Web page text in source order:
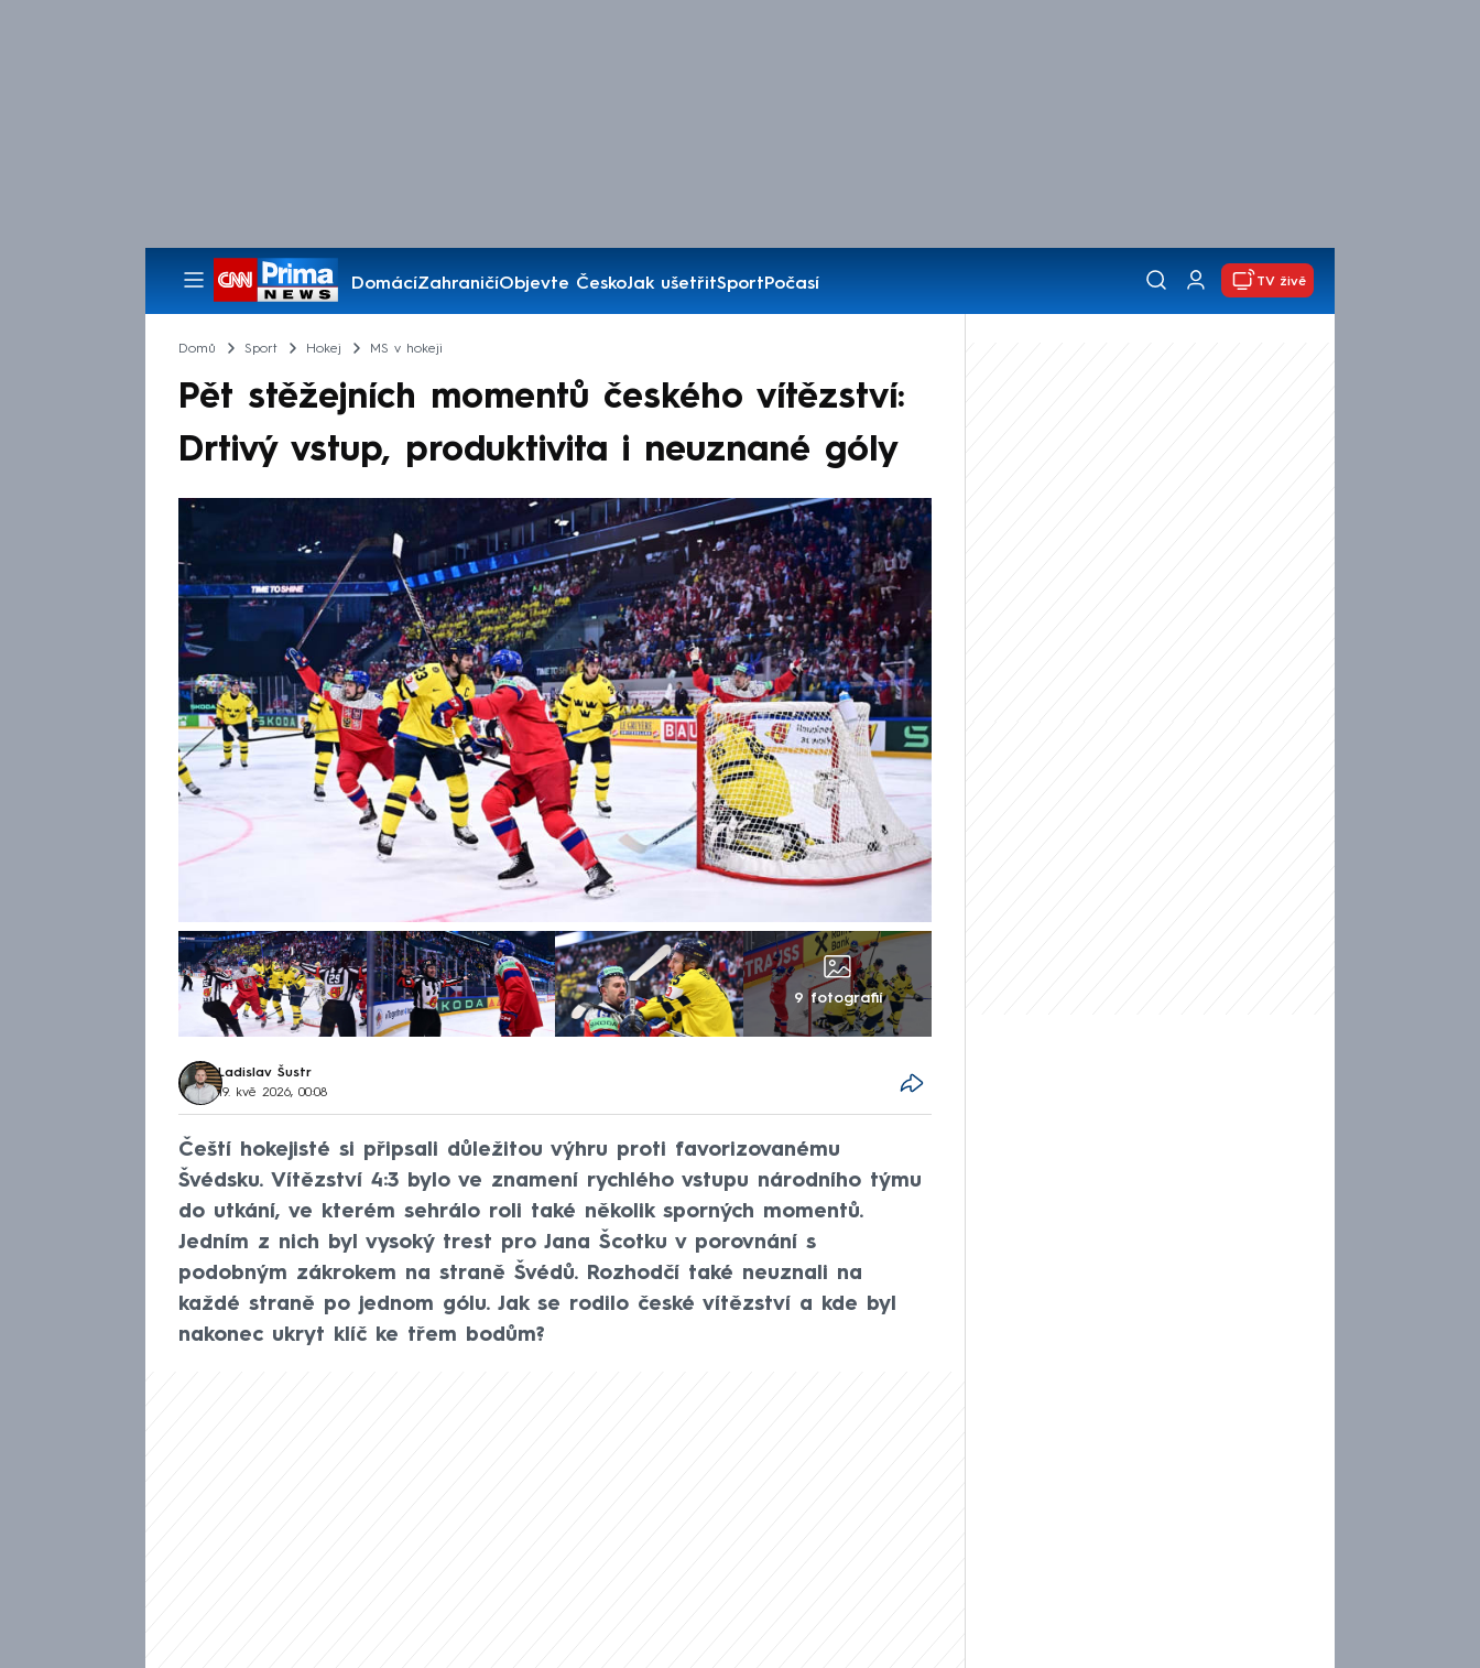
DomácíZahraničíObjevte ČeskoJak ušetřitSportPočasí
Pořady
TV živě
Domů Sport Hokej MS v hokeji
Pět stěžejních momentů českého vítězství:
Drtivý vstup, produktivita i neuznané góly
9 fotografií
Ladislav Šustr
19. kvě 2026, 00:08
Čeští hokejisté si připsali důležitou výhru proti favorizovanému
Švédsku. Vítězství 4:3 bylo ve znamení rychlého vstupu národního týmu
do utkání, ve kterém sehrálo roli také několik sporných momentů.
Jedním z nich byl vysoký trest pro Jana Šcotku v porovnání s
podobným zákrokem na straně Švédů. Rozhodčí také neuznali na
každé straně po jednom gólu. Jak se rodilo české vítězství a kde byl
nakonec ukryt klíč ke třem bodům?